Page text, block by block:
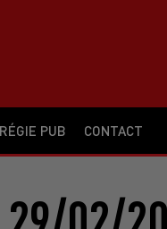
PUB CONTACT